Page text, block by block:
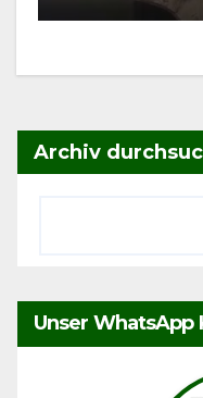
Archiv
Unser WhatsApp